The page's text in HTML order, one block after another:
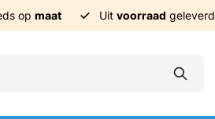
op maat Uit voorraad geleverd